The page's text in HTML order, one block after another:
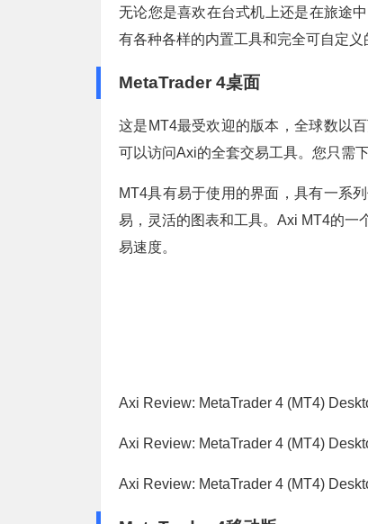
无论您是喜欢在台式机上还是在旅途
有各种各样的内置工具和完全可自定义
MetaTrader 4桌面
这是MT4最受欢迎的版本，全球数以
可以访问Axi的全套交易工具。您只需
MT4具有易于使用的界面，具有一系
易，灵活的图表和工具。Axi MT4的一
易速度。
Axi Review: MetaTrader 4 (MT4)
Axi Review: MetaTrader 4 (MT4)
Axi Review: MetaTrader 4 (MT4)